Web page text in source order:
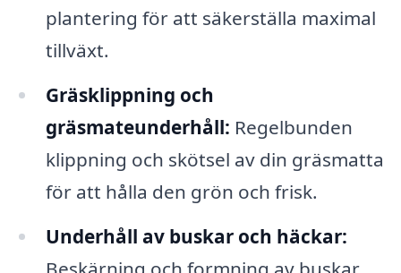
plantering för att säkerställa maximal
tillväxt.
Gräsklippning och
gräsmateunderhåll: Regelbunden
klippning och skötsel av din gräsmatta
för att hålla den grön och frisk.
Underhåll av buskar och häckar: